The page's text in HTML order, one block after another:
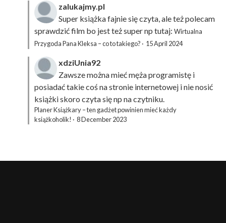
zalukajmy.pl
Super książka fajnie się czyta, ale też polecam
sprawdzić film bo jest też super np tutaj: Wirtualna
Przygoda Pana Kleksa – co to takiego? · 15 April 2024
xdziUnia92
Zawsze można mieć męża programistę i
posiadać takie coś na stronie internetowej i nie nosić
książki skoro czyta się np na czytniku.
Planer Książkary – ten gadżet powinien mieć każdy
książkoholik! · 8 December 2023